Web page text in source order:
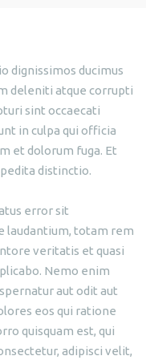
dignissimos ducimus
deleniti atque corrupti
sint occaecati
in culpa qui officia
et dolorum fuga. Et
distinctio.
error sit
laudantium, totam rem
veritatis et quasi
Nemo enim
aut odit aut
eos qui ratione
quisquam est, qui
adipisci velit,